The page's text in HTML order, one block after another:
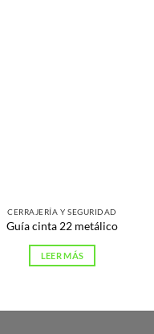
CERRAJERÍA Y SEGURIDAD
Guía cinta 22 metálico
LEER MÁS